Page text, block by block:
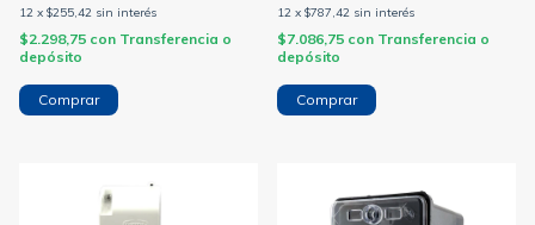
12 x $255,42 sin interés
$2.298,75 con Transferencia o
depósito
Comprar
12 x $787,42 sin interés
$7.086,75 con Transferencia o
depósito
Comprar